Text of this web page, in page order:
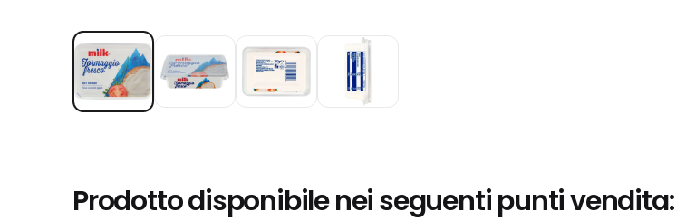
Prodotto disponibile nei seguenti punti vendita: